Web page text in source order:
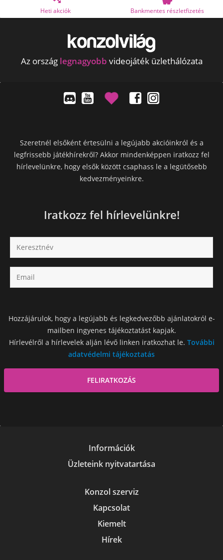
Bankmentes részletfizetés OTP
Az ország legnagyobb videojáték üzlethálózata
Szeretnél elsőként értesülni a legújabb akcióinkról és a
legfrissebb játékhírekről? Akkor mindenképpen iratkozz fel
hírlevelünkre, hogy elsők között csaphass le a legütősebb
kedvezményeinkre.
Iratkozz fel hírlevelünkre!
Hozzájárulok, hogy a legújabb és legkedvezőbb ajánlatokról e-
mailben ingyenes tájékoztatást kapjak.
Hírlevélről a hírlevelek alján lévő linken iratkozhat le. További
adatvédelmi tájékoztatás
Információk
Üzleteink nyitvatartása
Konzol szerviz
Kapcsolat
Kiemelt
Hírek